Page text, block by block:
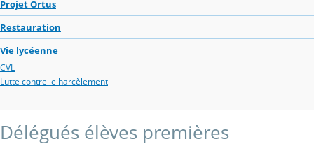
Projet Ortus
Restauration
Vie lycéenne
CVL
Lutte contre le harcèlement
Délégués élèves premières